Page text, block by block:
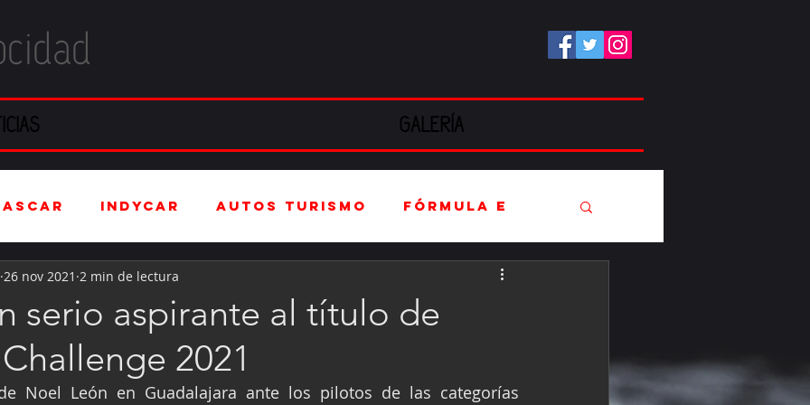
GALERÍA
IndyCar Autos Turismo Fórmula E
Automotriz
Kartismo
serio aspirante al título de
2021
26 nov 2021 2 min de lectura
Noel León en Guadalajara ante los pilotos de las categorías